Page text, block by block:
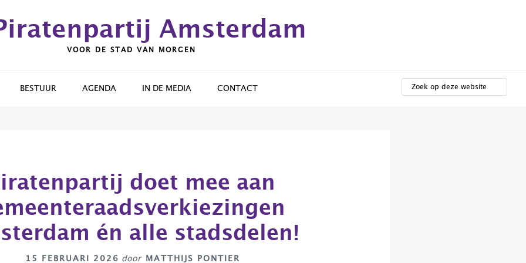
Amsterdam
VOOR DE STAD VAN MORGEN
BESTUUR AGENDA IN DE MEDIA CONTACT
OP
DEZE
doet mee aan
én alle stadsdelen!
15 FEBRUARI 2026 door MATTHIJS PONTIER